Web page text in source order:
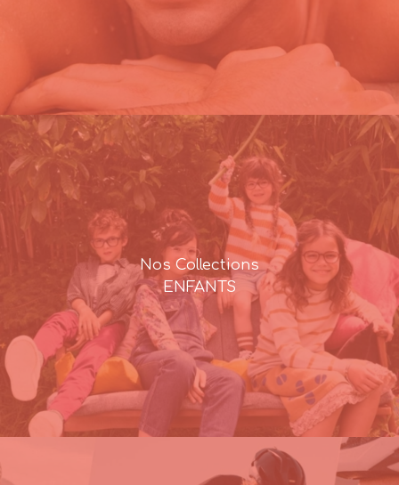
Nos Collections
ENFANTS